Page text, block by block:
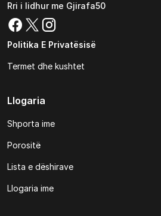
Rri i lidhur me Gjirafa50
Politika E Privatësisë
Termet dhe kushtet
Llogaria
Shporta ime
Porositë
Lista e dëshirave
Llogaria ime